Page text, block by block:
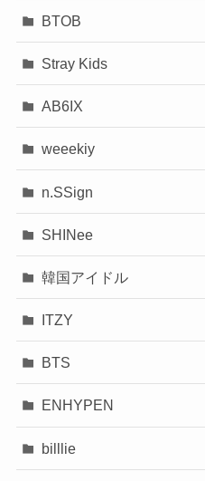
BTOB
Stray Kids
AB6IX
weeekiy
n.SSign
SHINee
韓国アイドル
ITZY
BTS
ENHYPEN
billlie